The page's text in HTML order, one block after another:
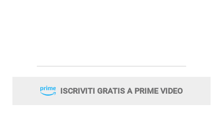
ISCRIVITI GRATIS A PRIME VIDEO